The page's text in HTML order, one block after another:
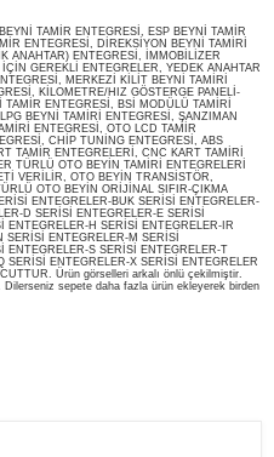
TAMİR ENTEGRESİ, ESP BEYNİ TAMİR
ENTEGRESİ, DİREKSİYON BEYNİ TAMİRİ
ANAHTAR) ENTEGRESİ, İMMOBİLİZER
GEREKLİ ENTEGRELER, YEDEK ANAHTAR
MERKEZİ KİLİT BEYNİ TAMİRİ
KİLOMETRE/HIZ GÖSTERGE PANELİ-
ENTEGRESİ, BSİ MODÜLÜ TAMİRİ
BEYNİ TAMİRİ ENTEGRESİ, ŞANZIMAN
ENTEGRESİ, OTO LCD TAMİR
CHİP TUNİNG ENTEGRESİ, ABS
TAMİR ENTEGRELERİ, CNC KART TAMİRİ
TÜRLÜ OTO BEYİN TAMİRİ ENTEGRELERİ
VERİLİR, OTO BEYİN TRANSİSTÖR,
OTO BEYİN ORİJİNAL SIFIR-ÇIKMA
ENTEGRELER-BUK SERİSİ ENTEGRELER-
D SERİSİ ENTEGRELER-E SERİSİ
ENTEGRELER-H SERİSİ ENTEGRELER-IR
ENTEGRELER-M SERİSİ
ENTEGRELER-S SERİSİ ENTEGRELER-T
SERİSİ ENTEGRELER-X SERİSİ ENTEGRELER
Ürün görselleri arkalı önlü çekilmiştir.
sepete daha fazla ürün ekleyerek birden